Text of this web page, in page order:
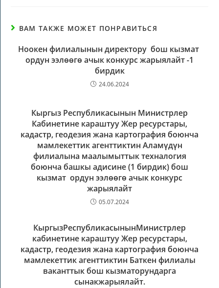
ВАМ ТАКЖЕ МОЖЕТ ПОНРАВИТЬСЯ
Ноокен филиалынын директору бош кызмат
ордун ээлөөгө ачык конкурс жарыялайт -1
бирдик
24.06.2024
Кыргыз Республикасынын Министрлер
Кабинетине караштуу Жер ресурстары,
кадастр, геодезия жана картография боюнча
мамлекеттик агенттиктин Аламүдүн
филиалына маалымыттык техналогия
боюнча башкы адисине (1 бирдик) бош
кызмат ордун ээлөөгө ачык конкурс
жарыялайт
05.07.2024
КыргызРеспубликасынынМинистрлер
кабинетине караштуу Жер ресурстары,
кадастр, геодезия жана картография боюнча
мамлекеттик агенттиктин Баткен филиалы
ваканттык бош кызматорундарга
сынакжарыялайт.